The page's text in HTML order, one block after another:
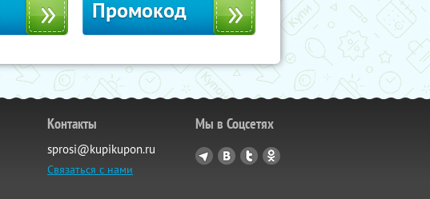
Промокод
Контакты
sprosi@kupikupon.ru
Связаться с нами
Мы в Соцсетях